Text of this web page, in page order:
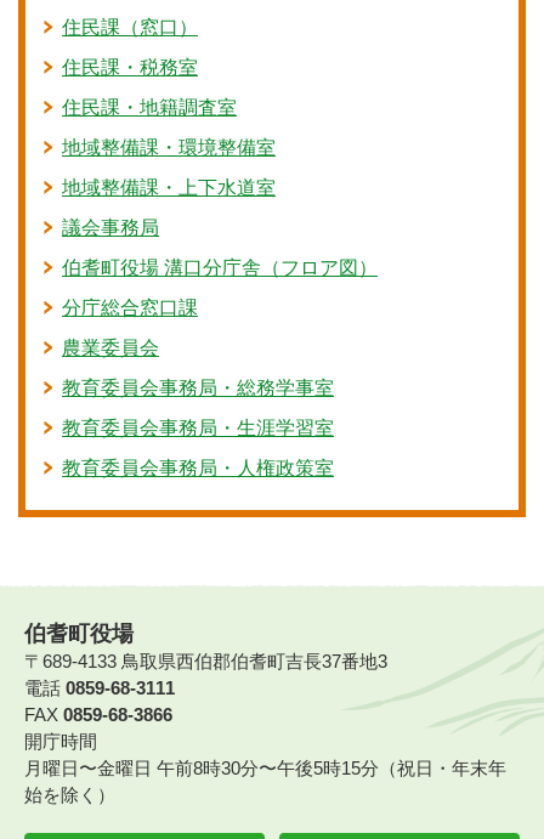
住民課（窓口）
住民課・税務室
住民課・地籍調査室
地域整備課・環境整備室
地域整備課・上下水道室
議会事務局
伯耆町役場 溝口分庁舎（フロア図）
分庁総合窓口課
農業委員会
教育委員会事務局・総務学事室
教育委員会事務局・生涯学習室
教育委員会事務局・人権政策室
伯耆町役場
〒689-4133 鳥取県西伯郡伯耆町吉長37番地3
電話 0859-68-3111
FAX 0859-68-3866
開庁時間
月曜日〜金曜日 午前8時30分〜午後5時15分（祝日・年末年
始を除く）